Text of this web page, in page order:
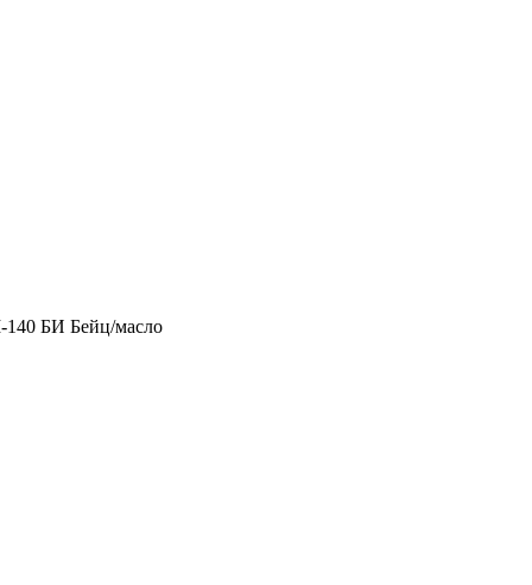
БИ Бейц/масло